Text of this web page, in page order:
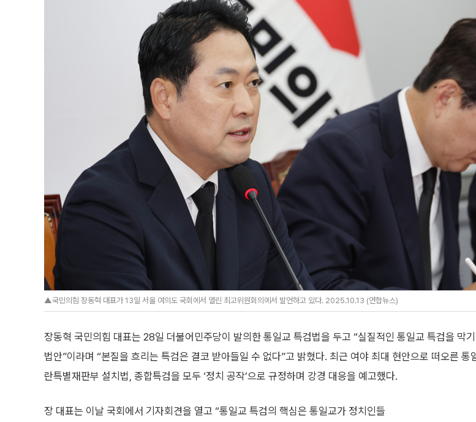
▲국민의힘 장동혁 대표가 13일 서울 여의도 국회에서 열린 최고위원회의에서 발언하고 있다. 2025.10.13 (연합뉴스)
장동혁 국민의힘 대표는 28일 더불어민주당이 발의한 통일교 특검법을 두고 “실질적인 통일교 특검을 막기
법안”이라며 “본질을 흐리는 특검은 결코 받아들일 수 없다”고 밝혔다. 최근 여야 최대 현안으로 떠오른 통
란특별재판부 설치법, 종합특검을 모두 ‘정치 공작’으로 규정하며 강경 대응을 예고했다.
장 대표는 이날 국회에서 기자회견을 열고 “통일교 특검의 핵심은 통일교가 정치인들